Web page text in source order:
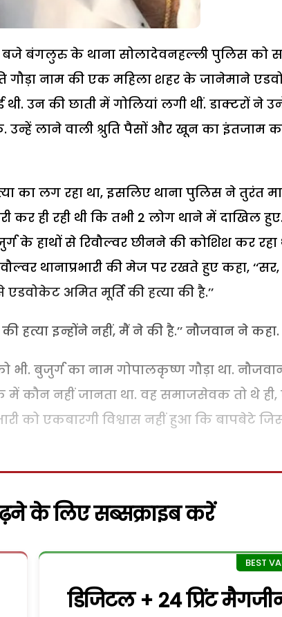
बजे बंगलुरु के थाना सोलादेवनहल्ली पुलिस को
गौड़ा नाम की एक महिला शहर के जानेमाने
उन की छाती में गोलियां लगी थीं. डाक्टरों ने
लाने वाली श्रुति पैसों और खून का इंतजाम
का लग रहा था, इसलिए थाना पुलिस ने तुरंत
कर ही रही थी कि तभी 2 लोग थाने में दाखिल
के हाथों से रिवौल्वर छीनने की कोशिश कर रहा
थानाप्रभारी की मेज पर रखते हुए कहा,
अमित मूर्ति की हत्या की है.’’
हत्या इन्होंने नहीं, मैं ने की है.’’ नौजवान ने कहा.
भी. बुजुर्ग का नाम गोपालकृष्ण गौड़ा था.
में कौन नहीं जानता था. वह समाजसेवक तो थे
को एकबारगी विश्वास नहीं हुआ कि बापबेटे
के लिए सब्सक्राइब करें
डिजिटल + 24 प्रिंट